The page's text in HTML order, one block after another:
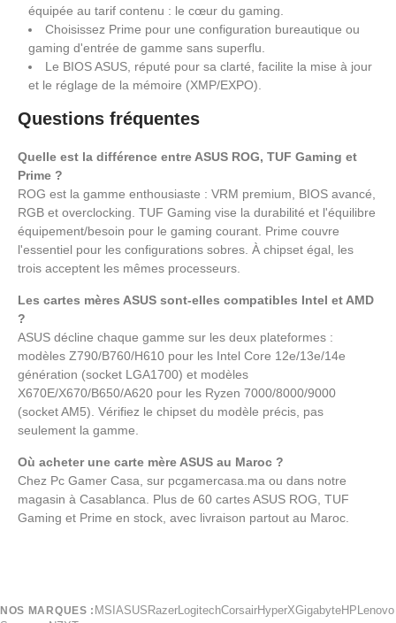
équipée au tarif contenu : le cœur du gaming.
Choisissez Prime pour une configuration bureautique ou
gaming d'entrée de gamme sans superflu.
Le BIOS ASUS, réputé pour sa clarté, facilite la mise à jour
et le réglage de la mémoire (XMP/EXPO).
Questions fréquentes
Quelle est la différence entre ASUS ROG, TUF Gaming et
Prime ?
ROG est la gamme enthousiaste : VRM premium, BIOS avancé,
RGB et overclocking. TUF Gaming vise la durabilité et l'équilibre
équipement/besoin pour le gaming courant. Prime couvre
l'essentiel pour les configurations sobres. À chipset égal, les
trois acceptent les mêmes processeurs.
Les cartes mères ASUS sont-elles compatibles Intel et AMD
?
ASUS décline chaque gamme sur les deux plateformes :
modèles Z790/B760/H610 pour les Intel Core 12e/13e/14e
génération (socket LGA1700) et modèles
X670E/X670/B650/A620 pour les Ryzen 7000/8000/9000
(socket AM5). Vérifiez le chipset du modèle précis, pas
seulement la gamme.
Où acheter une carte mère ASUS au Maroc ?
Chez Pc Gamer Casa, sur pcgamercasa.ma ou dans notre
magasin à Casablanca. Plus de 60 cartes ASUS ROG, TUF
Gaming et Prime en stock, avec livraison partout au Maroc.
NOS MARQUES : MSI ASUS RazerLogitechCorsairHyperXGigabyteHP Lenovo